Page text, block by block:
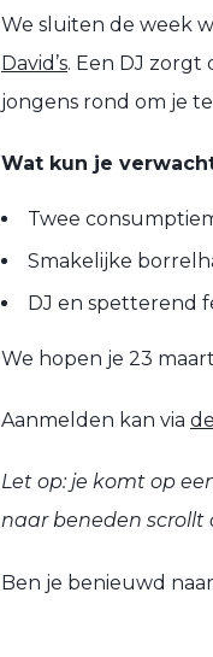
We sluiten de week
David’s. Een DJ
jongens rond om je
Wat kun je
Twee
Smakelijke
DJ en spetterend
We hopen je 23
Aanmelden kan via
Let op: je komt op
naar beneden scrollt
Ben je benieuwd